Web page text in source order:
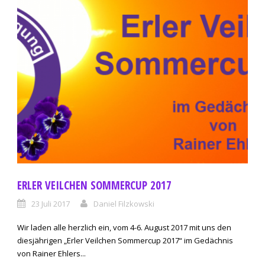
ERLER VEILCHEN SOMMERCUP 2017
23 Juli 2017 Daniel Filzkowski
Wir laden alle herzlich ein, vom 4-6. August 2017 mit uns den
diesjährigen „Erler Veilchen Sommercup 2017“ im Gedächnis
von Rainer Ehlers...